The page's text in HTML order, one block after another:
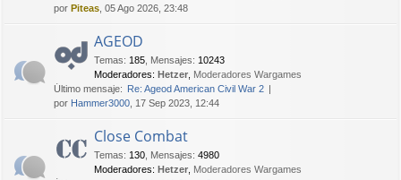
por Piteas , 05 Ago 2026, 23:48
AGEOD
Temas: 185 Mensajes: 10243
Moderadores: Hetzer Moderadores Wargames
Último mensaje: Re: Ageod American Civil War 2
por Hammer3000 , 17 Sep 2023, 12:44
Close Combat
Temas: 130 Mensajes: 4980
Moderadores: Hetzer Moderadores Wargames